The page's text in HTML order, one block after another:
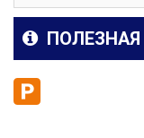
ПОЛЕЗНАЯ